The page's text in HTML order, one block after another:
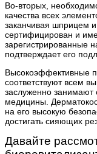
Во-вторых,
качества всех
заканчивая шприцем
сертифицирован и
зарегистрированные
подтверждает его
Высокоэффективные
соответствуют всем
заслуженно занимают
медицины.
на его высокую
достигать сияющих
Давайте